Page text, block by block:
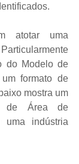
atotar uma
do Modelo de
formato de
mostra um
de Área de
uma indústria